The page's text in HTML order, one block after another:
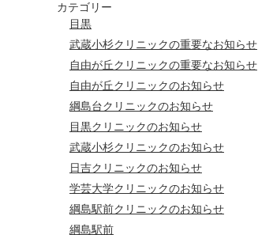
カテゴリー
目黒
武蔵小杉クリニックの重要なお知らせ
自由が丘クリニックの重要なお知らせ
自由が丘クリニックのお知らせ
綱島台クリニックのお知らせ
目黒クリニックのお知らせ
武蔵小杉クリニックのお知らせ
日吉クリニックのお知らせ
学芸大学クリニックのお知らせ
綱島駅前クリニックのお知らせ
綱島駅前